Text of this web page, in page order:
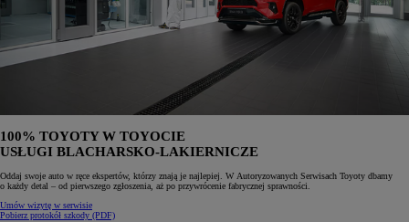
100% TOYOTY W TOYOCIE
USŁUGI BLACHARSKO-LAKIERNICZE
Oddaj swoje auto w ręce ekspertów, którzy znają je najlepiej. W Autoryzowanych Serwisach Toyoty dbamy
o każdy detal – od pierwszego zgłoszenia, aż po przywrócenie fabrycznej sprawności.
Umów wizytę w serwisie
Pobierz protokół szkody (PDF)